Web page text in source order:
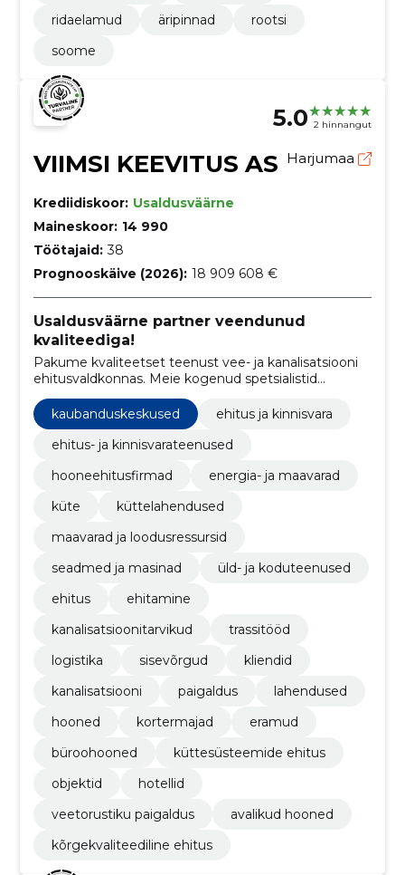
ridaelamud
äripinnad
rootsi
soome
5.0 2 hinnangut
VIIMSI KEEVITUS AS Harjumaa
Krediidiskoor: Usaldusväärne
Maineskoor: 14 990
Töötajaid: 38
Prognooskäive (2026): 18 909 608 €
Usaldusväärne partner veendunud
kvaliteediga!
Pakume kvaliteetset teenust vee- ja kanalisatsiooni
ehitusvaldkonnas. Meie kogenud spetsialistid
paigalduse, mis vastab alati kõrgeimatele nõuetele.
kaubanduskeskused
ehitus ja kinnisvara
ehitus- ja kinnisvarateenused
hooneehitusfirmad
energia- ja maavarad
küte
küttelahendused
maavarad ja loodusressursid
seadmed ja masinad
üld- ja koduteenused
ehitus
ehitamine
kanalisatsioonitarvikud
trassitööd
logistika
sisevõrgud
kliendid
kanalisatsiooni
paigaldus
lahendused
hooned
kortermajad
eramud
büroohooned
küttesüsteemide ehitus
objektid
hotellid
veetorustiku paigaldus
avalikud hooned
kõrgekvaliteediline ehitus